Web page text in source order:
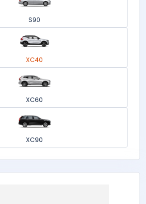
S90
XC40
XC60
XC90